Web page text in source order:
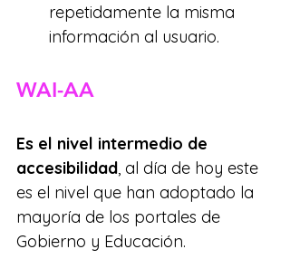
repetidamente la misma
información al usuario.
WAI-AA
Es el nivel intermedio de
accesibilidad , al día de hoy este
es el nivel que han adoptado la
mayoría de los portales de
Gobierno y Educación.